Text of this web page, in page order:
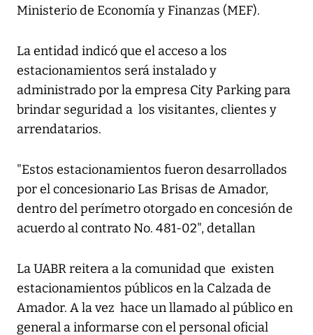
Ministerio de Economía y Finanzas (MEF).
La entidad indicó que el acceso a los
estacionamientos será instalado y
administrado por la empresa City Parking para
brindar seguridad a los visitantes, clientes y
arrendatarios.
"Estos estacionamientos fueron desarrollados
por el concesionario Las Brisas de Amador,
dentro del perímetro otorgado en concesión de
acuerdo al contrato No. 481-02", detallan
La UABR reitera a la comunidad que existen
estacionamientos públicos en la Calzada de
Amador. A la vez hace un llamado al público en
general a informarse con el personal oficial